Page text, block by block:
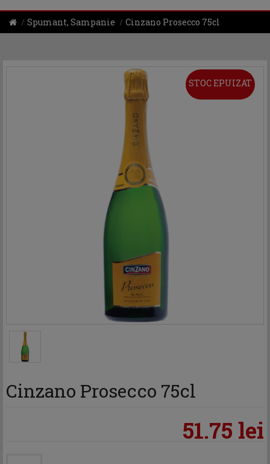
Spumant, Sampanie Cinzano Prosecco 75cl
STOC EPUIZAT
Cinzano Prosecco 75cl
51.75 lei